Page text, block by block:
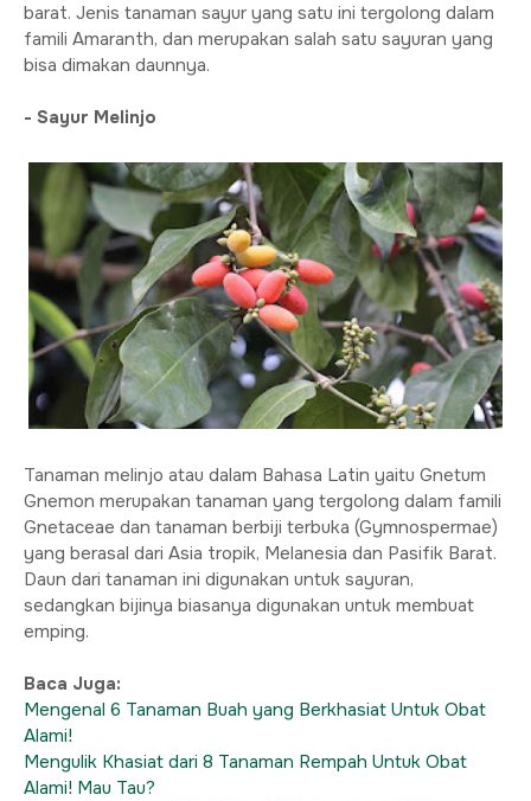
barat. Jenis tanaman sayur yang satu ini tergolong dalam
famili Amaranth, dan merupakan salah satu sayuran yang
bisa dimakan daunnya.
- Sayur Melinjo
Tanaman melinjo atau dalam Bahasa Latin yaitu Gnetum
Gnemon merupakan tanaman yang tergolong dalam famili
Gnetaceae dan tanaman berbiji terbuka (Gymnospermae)
yang berasal dari Asia tropik, Melanesia dan Pasifik Barat.
Daun dari tanaman ini digunakan untuk sayuran,
sedangkan bijinya biasanya digunakan untuk membuat
emping.
Baca Juga:
Mengenal 6 Tanaman Buah yang Berkhasiat Untuk Obat
Alami!
Mengulik Khasiat dari 8 Tanaman Rempah Untuk Obat
Alami! Mau Tau?